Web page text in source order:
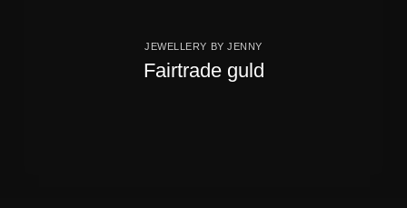
JEWELLERY BY JENNY
Fairtrade guld